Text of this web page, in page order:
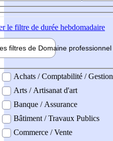
le filtre de durée hebdomadaire
filtres de Domaine professionnel
professionel
Achats / Comptabilité / Gestion
Arts / Artisanat d'art
Banque / Assurance
Bâtiment / Travaux Publics
Commerce / Vente